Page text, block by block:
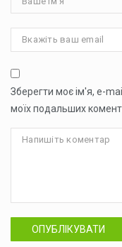
Зберегти моє ім'я, e-
моїх подальших
ОПУБЛІКУВАТИ